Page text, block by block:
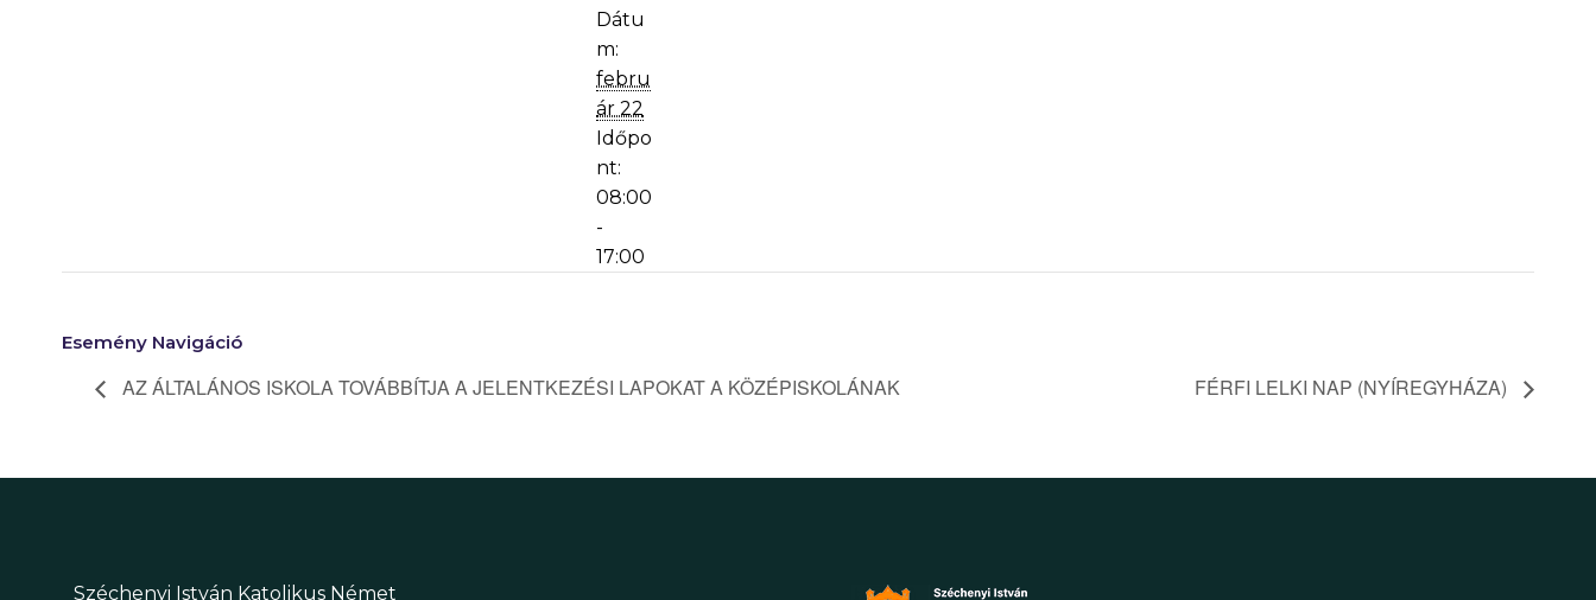
Dátu
m:
febru
ár 22
Időpo
nt:
08:00
-
17:00
Esemény Navigáció
AZ ÁLTALÁNOS ISKOLA TOVÁBBÍTJA A JELENTKEZÉSI LAPOKAT A KÖZÉPISKOLÁNAK FÉRFI LELKI NAP (NYÍREGYHÁZA)
Széchenyi István Katolikus Német